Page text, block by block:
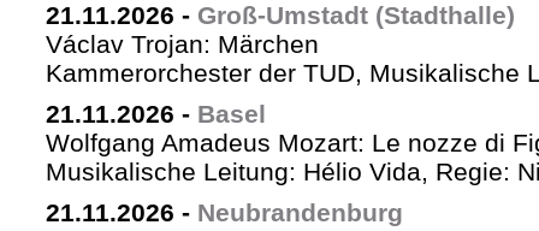
21.11.2026 - Groß-Umstadt (Stadthalle)
Václav Trojan: Märchen
Kammerorchester der TUD, Musikalische
21.11.2026 - Basel
Wolfgang Amadeus Mozart: Le nozze di
Musikalische Leitung: Hélio Vida, Regie:
21.11.2026 - Neubrandenburg